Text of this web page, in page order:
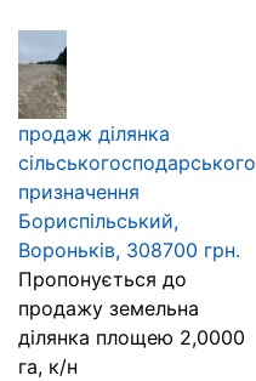
продаж ділянка
сільськогосподарського
призначення
Бориспільський,
Вороньків, 308700 грн.
Пропонується до
продажу земельна
ділянка площею 2,0000
га, к/н